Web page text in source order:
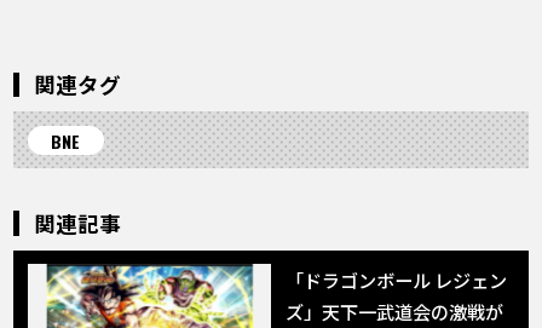
関連タグ
BNE
関連記事
「ドラゴンボール レジェン
ズ」天下一武道会の激戦が